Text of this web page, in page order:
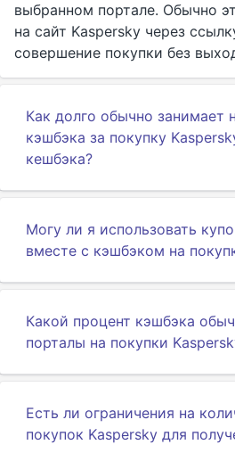
выбранном портале. Обычно
на сайт Kaspersky через
совершение покупки без
Как долго обычно занимает
кэшбэка за покупку
кешбэка?
Могу ли я использовать
вместе с кэшбэком на
Какой процент кэшбэка
порталы на покупки
Есть ли ограничения на
покупок Kaspersky для